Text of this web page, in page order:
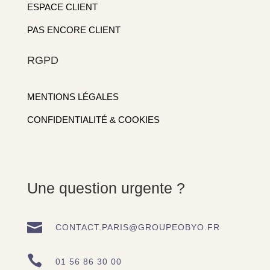
ESPACE CLIENT
PAS ENCORE CLIENT
RGPD
MENTIONS LÉGALES
CONFIDENTIALITÉ & COOKIES
Une question urgente ?
 CONTACT.PARIS@GROUPEOBYO.FR
 01 56 86 30 00